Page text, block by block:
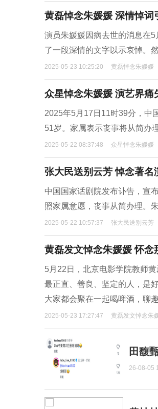
黄磊悼念朱媛媛 深情悼词
演员朱媛媛因病去世的消息在
了一段深情的文字以示哀悼。
2025-05-23 10:25:20 黄磊悼念朱媛媛
众星悼念朱媛媛 演艺界痛
2025年5月17日11时39分，中
51岁。家属表示丧事将从简办
2025-05-22 08:37:48 众星悼念朱媛媛
张大民送别云芳 悼念著名
中国国家话剧院发布讣告，宣
照家属意愿，丧事从简办理。
2025-05-22 10:57:37 张大民送别云芳
黄磊发文悼念朱媛媛 怀念
5月22日，北京电影学院教师
最正直、善良、坚定的人，是
大家都会聚在一起喝啤酒，聊
2025-05-23 17:27:47 黄磊发文悼念朱
田馥
26-08-05